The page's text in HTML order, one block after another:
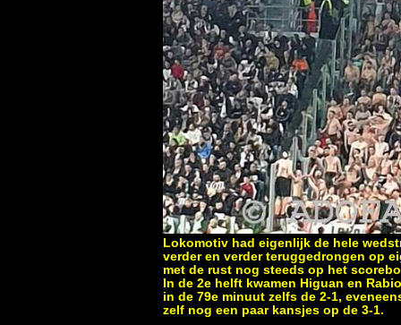
Lokomotiv had eigenlijk de hele
verder en verder teruggedrongen op
met de rust nog steeds op het
In de 2e helft kwamen Higuan en
in de 79e minuut zelfs de 2-1,
zelf nog een paar kansjes op de 3-1.